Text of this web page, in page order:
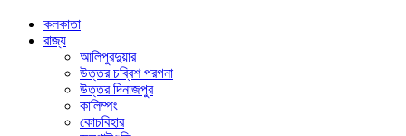
কলকাতা
রাজ্য
আলিপুরদুয়ার
উত্তর চব্বিশ পরগনা
উত্তর দিনাজপুর
কালিম্পং
কোচবিহার